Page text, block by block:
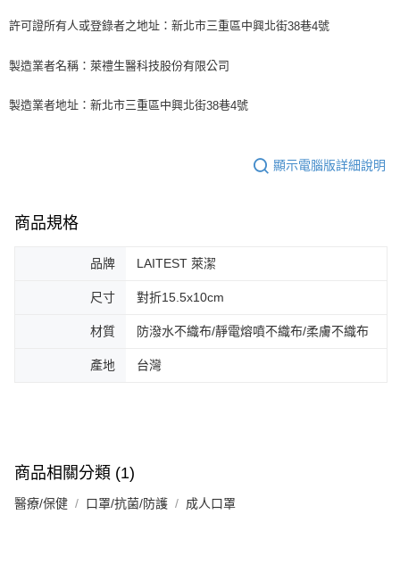
許可證所有人或登錄者之地址：新北市三重區中興北街38巷4號
製造業者名稱：萊禮生醫科技股份有限公司
製造業者地址：新北市三重區中興北街38巷4號
顯示電腦版詳細說明
商品規格
品牌 LAITEST 萊潔
尺寸 對折15.5x10cm
材質 防潑水不織布/靜電熔噴不織布/柔膚不織布
產地 台灣
商品相關分類 (1)
醫療/保健 口罩/抗菌/防護 成人口罩